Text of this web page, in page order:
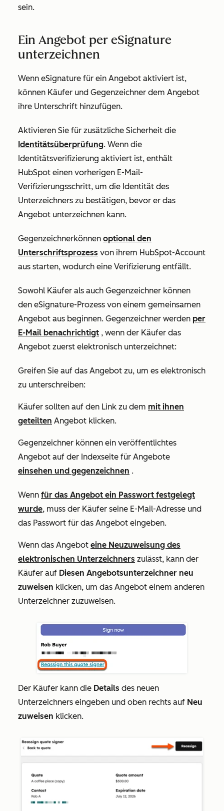
sein.
Ein Angebot per eSignature
unterzeichnen
Wenn eSignature für ein Angebot aktiviert ist,
können Käufer und Gegenzeichner dem Angebot
ihre Unterschrift hinzufügen.
Aktivieren Sie für zusätzliche Sicherheit die
Identitätsüberprüfung. Wenn die
Identitätsverifizierung aktiviert ist, enthält
HubSpot einen vorherigen E-Mail-
Verifizierungsschritt, um die Identität des
Unterzeichners zu bestätigen, bevor er das
Angebot unterzeichnen kann.
Gegenzeichnerkönnen optional den
Unterschriftsprozess von ihrem HubSpot-Account
aus starten, wodurch eine Verifizierung entfällt.
Sowohl Käufer als auch Gegenzeichner können
den eSignature-Prozess von einem gemeinsamen
Angebot aus beginnen. Gegenzeichner werden per
E-Mail benachrichtigt , wenn der Käufer das
Angebot zuerst elektronisch unterzeichnet:
Greifen Sie auf das Angebot zu, um es elektronisch
zu unterschreiben:
Käufer sollten auf den Link zu dem mit ihnen
geteilten Angebot klicken.
Gegenzeichner können ein veröffentlichtes
Angebot auf der Indexseite für Angebote
einsehen und gegenzeichnen .
Wenn für das Angebot ein Passwort festgelegt
wurde, muss der Käufer seine E-Mail-Adresse und
das Passwort für das Angebot eingeben.
Wenn das Angebot eine Neuzuweisung des
elektronischen Unterzeichners zulässt, kann der
Käufer auf Diesen Angebotsunterzeichner neu
zuweisen klicken, um das Angebot einem anderen
Unterzeichner zuzuweisen.
Der Käufer kann die Details des neuen
Unterzeichners eingeben und oben rechts auf Neu
zuweisen klicken.